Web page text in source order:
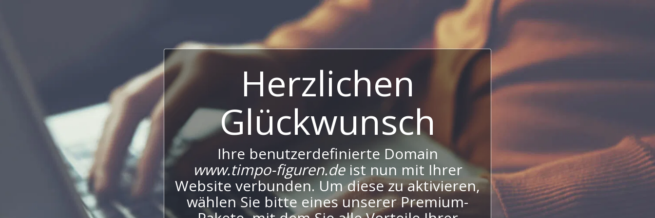
Herzlichen
Glückwunsch
Ihre benutzerdefinierte Domain
www.timpo-figuren.deist nun mit Ihrer
Website verbunden. Um diese zu aktivieren,
wählen Sie bitte eines unserer Premium-